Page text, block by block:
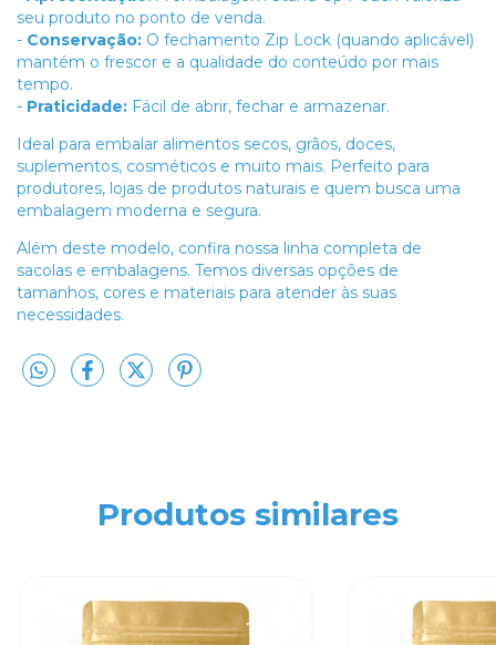
seu produto no ponto de venda.
- Conservação: O fechamento Zip Lock (quando aplicável)
mantém o frescor e a qualidade do conteúdo por mais
tempo.
- Praticidade: Fácil de abrir, fechar e armazenar.
Ideal para embalar alimentos secos, grãos, doces,
suplementos, cosméticos e muito mais. Perfeito para
produtores, lojas de produtos naturais e quem busca uma
embalagem moderna e segura.
Além deste modelo, confira nossa linha completa de
sacolas e embalagens. Temos diversas opções de
tamanhos, cores e materiais para atender às suas
necessidades.
Produtos similares